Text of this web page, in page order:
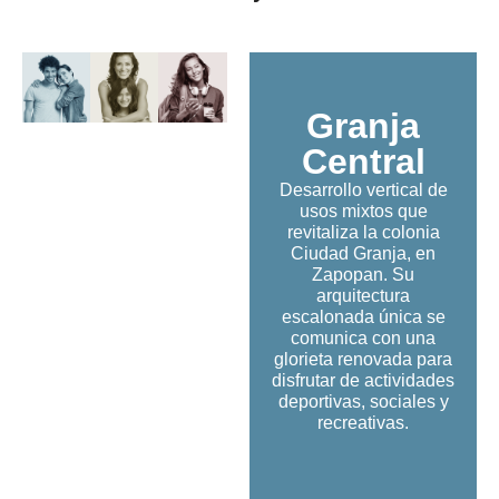
Granja
Central
Desarrollo vertical de
usos mixtos que
revitaliza la colonia
Ciudad Granja, en
Zapopan. Su
arquitectura
escalonada única se
comunica con una
glorieta renovada para
disfrutar de actividades
deportivas, sociales y
recreativas.